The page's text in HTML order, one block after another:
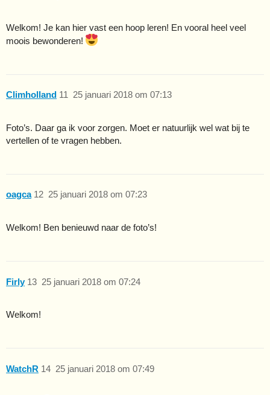
Welkom! Je kan hier vast een hoop leren! En vooral heel veel
moois bewonderen!
Climholland 25 januari 2018 om 07:13
11
Foto’s. Daar ga ik voor zorgen. Moet er natuurlijk wel wat bij te
vertellen of te vragen hebben.
oagca 25 januari 2018 om 07:23
12
Welkom! Ben benieuwd naar de foto’s!
Firly 25 januari 2018 om 07:24
13
Welkom!
WatchR 25 januari 2018 om 07:49
14